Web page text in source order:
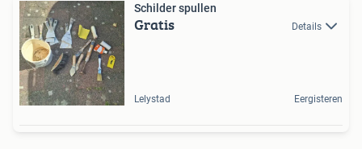
Schilder spullen
Gratis Details
Lelystad Eergisteren